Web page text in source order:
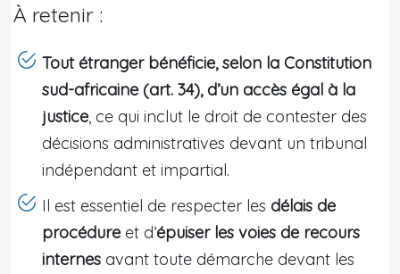
À retenir :
Tout étranger bénéficie, selon la Constitution
sud-africaine (art. 34), d’un accès égal à la
justice, ce qui inclut le droit de contester des
décisions administratives devant un tribunal
indépendant et impartial.
Il est essentiel de respecter les délais de
procédure et d’épuiser les voies de recours
internes avant toute démarche devant les